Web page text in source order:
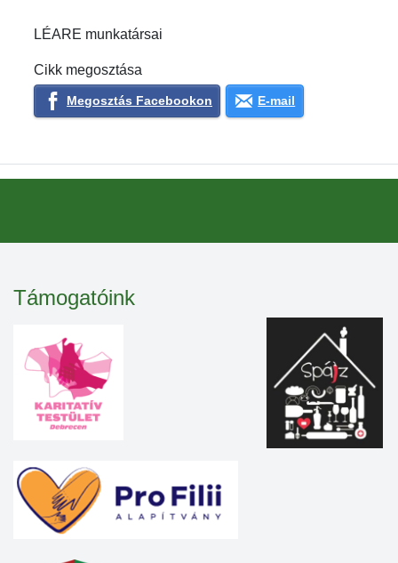
LÉARE munkatársai
Cikk megosztása
Megosztás Facebookon E-mail
Támogatóink